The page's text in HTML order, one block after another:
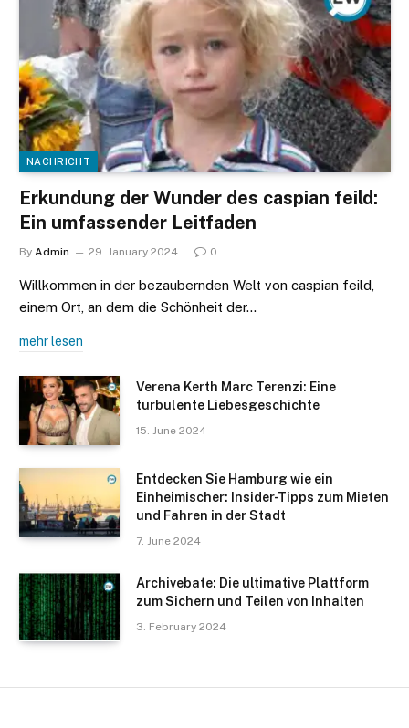
NACHRICHT
Erkundung der Wunder des caspian feild:
Ein umfassender Leitfaden
By Admin 29. January 2024 0
Willkommen in der bezaubernden Welt von caspian feild,
einem Ort, an dem die Schönheit der…
mehr lesen
Verena Kerth Marc Terenzi: Eine
turbulente Liebesgeschichte
15. June 2024
Entdecken Sie Hamburg wie ein
Einheimischer: Insider-Tipps zum Mieten
und Fahren in der Stadt
7. June 2024
Archivebate: Die ultimative Plattform
zum Sichern und Teilen von Inhalten
3. February 2024